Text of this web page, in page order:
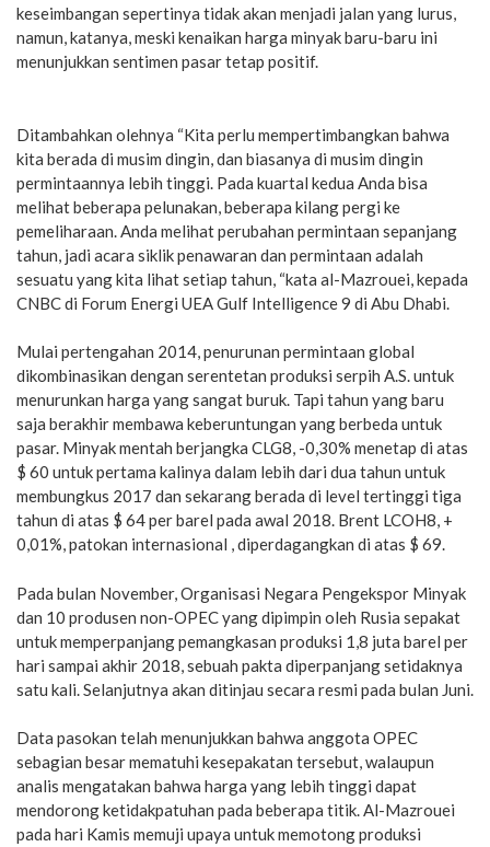
keseimbangan sepertinya tidak akan menjadi jalan yang lurus,
namun, katanya, meski kenaikan harga minyak baru-baru ini
menunjukkan sentimen pasar tetap positif.
Ditambahkan olehnya “Kita perlu mempertimbangkan bahwa
kita berada di musim dingin, dan biasanya di musim dingin
permintaannya lebih tinggi. Pada kuartal kedua Anda bisa
melihat beberapa pelunakan, beberapa kilang pergi ke
pemeliharaan. Anda melihat perubahan permintaan sepanjang
tahun, jadi acara siklik penawaran dan permintaan adalah
sesuatu yang kita lihat setiap tahun, “kata al-Mazrouei, kepada
CNBC di Forum Energi UEA Gulf Intelligence 9 di Abu Dhabi.
Mulai pertengahan 2014, penurunan permintaan global
dikombinasikan dengan serentetan produksi serpih A.S. untuk
menurunkan harga yang sangat buruk. Tapi tahun yang baru
saja berakhir membawa keberuntungan yang berbeda untuk
pasar. Minyak mentah berjangka CLG8, -0,30% menetap di atas
$ 60 untuk pertama kalinya dalam lebih dari dua tahun untuk
membungkus 2017 dan sekarang berada di level tertinggi tiga
tahun di atas $ 64 per barel pada awal 2018. Brent LCOH8, +
0,01%, patokan internasional , diperdagangkan di atas $ 69.
Pada bulan November, Organisasi Negara Pengekspor Minyak
dan 10 produsen non-OPEC yang dipimpin oleh Rusia sepakat
untuk memperpanjang pemangkasan produksi 1,8 juta barel per
hari sampai akhir 2018, sebuah pakta diperpanjang setidaknya
satu kali. Selanjutnya akan ditinjau secara resmi pada bulan Juni.
Data pasokan telah menunjukkan bahwa anggota OPEC
sebagian besar mematuhi kesepakatan tersebut, walaupun
analis mengatakan bahwa harga yang lebih tinggi dapat
mendorong ketidakpatuhan pada beberapa titik. Al-Mazrouei
pada hari Kamis memuji upaya untuk memotong produksi